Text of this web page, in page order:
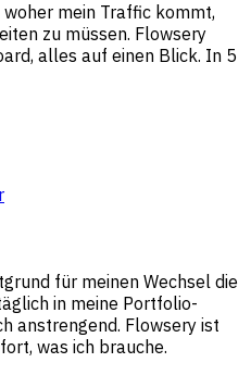
mein Traffic kommt,
zu müssen. Flowsery
alles auf einen Blick. In 5
für meinen Wechsel die
in meine Portfolio-
anstrengend. Flowsery ist
was ich brauche.